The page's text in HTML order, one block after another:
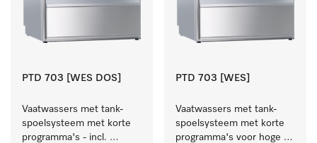
PTD 703 [WES DOS]
Vaatwassers met tank-
spoelsysteem met korte
programma's - incl.
PTD 703 [WES]
Vaatwassers met tank-
spoelsysteem met korte
programma's voor hoge